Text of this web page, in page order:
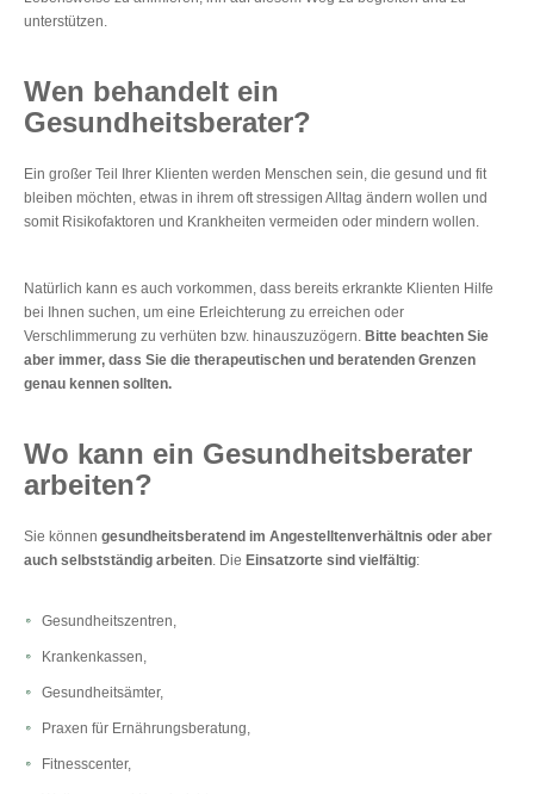
unterstützen.
Wen behandelt ein
Gesundheitsberater?
Ein großer Teil Ihrer Klienten werden Menschen sein, die gesund und fit
bleiben möchten, etwas in ihrem oft stressigen Alltag ändern wollen und
somit Risikofaktoren und Krankheiten vermeiden oder mindern wollen.
Natürlich kann es auch vorkommen, dass bereits erkrankte Klienten Hilfe
bei Ihnen suchen, um eine Erleichterung zu erreichen oder
Verschlimmerung zu verhüten bzw. hinauszuzögern. Bitte beachten Sie
aber immer, dass Sie die therapeutischen und beratenden Grenzen
genau kennen sollten.
Wo kann ein Gesundheitsberater
arbeiten?
Sie können gesundheitsberatend im Angestelltenverhältnis oder aber
auch selbstständig arbeiten . Die Einsatzorte sind vielfältig:
Gesundheitszentren,
Krankenkassen,
Gesundheitsämter,
Praxen für Ernährungsberatung,
Fitnesscenter,